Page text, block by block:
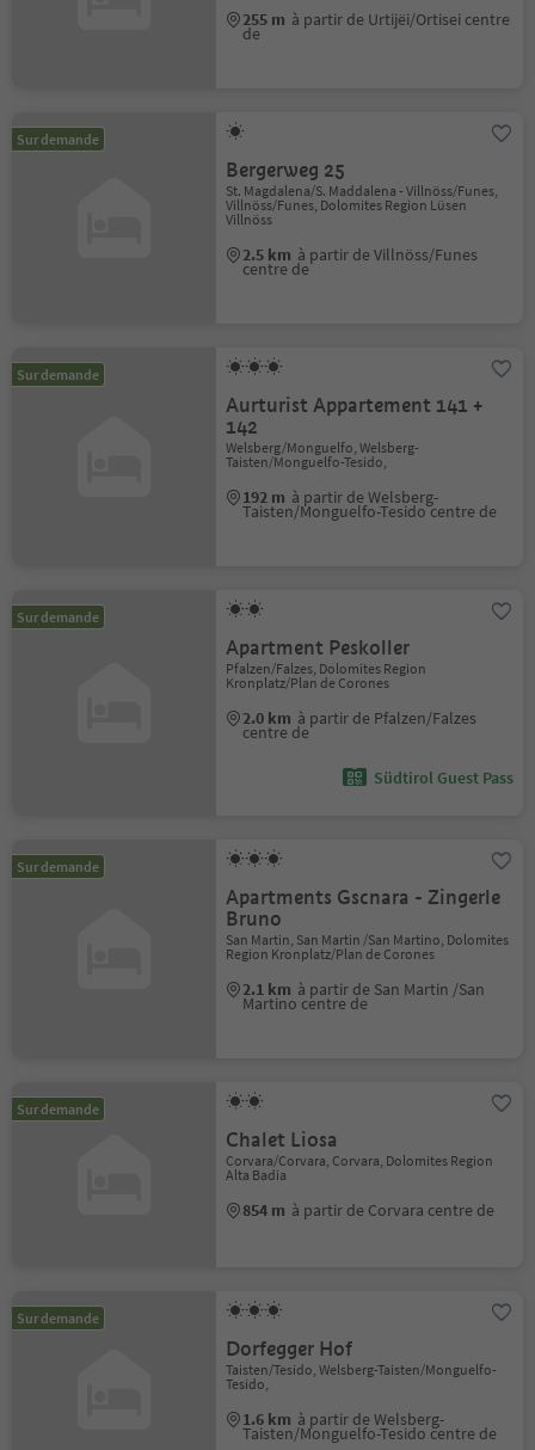
255 m à partir de Urtijëi/Ortisei centre
de
Sur demande
Bergerweg 25
St. Magdalena/S. Maddalena - Villnöss/Funes,
Villnöss/Funes, Dolomites Region Lüsen
Villnöss
2.5 km à partir de Villnöss/Funes
centre de
Sur demande
Aurturist Appartement 141 +
142
Welsberg/Monguelfo, Welsberg-
Taisten/Monguelfo-Tesido,
192 m à partir de Welsberg-
Taisten/Monguelfo-Tesido centre de
Sur demande
Apartment Peskoller
Pfalzen/Falzes, Dolomites Region
Kronplatz/Plan de Corones
2.0 km à partir de Pfalzen/Falzes
centre de
Südtirol Guest Pass
Sur demande
Apartments Gscnara - Zingerle
Bruno
San Martin, San Martin /San Martino, Dolomites
Region Kronplatz/Plan de Corones
2.1 km à partir de San Martin /San
Martino centre de
Sur demande
Chalet Liosa
Corvara/Corvara, Corvara, Dolomites Region
Alta Badia
854 m à partir de Corvara centre de
Sur demande
Dorfegger Hof
Taisten/Tesido, Welsberg-Taisten/Monguelfo-
Tesido,
1.6 km à partir de Welsberg-
Taisten/Monguelfo-Tesido centre de